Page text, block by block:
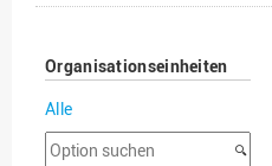
Organisationseinheiten
Alle
Option